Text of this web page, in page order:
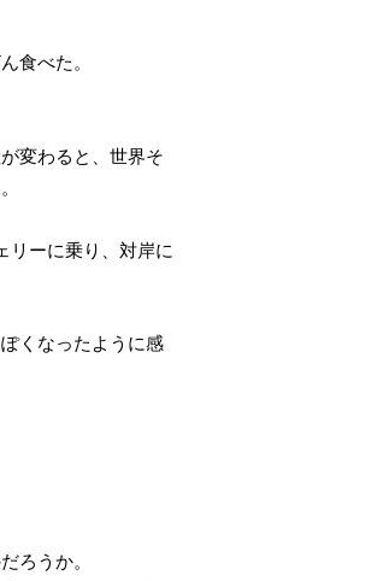
食べた。
変わると、世界そ
リーに乗り、対岸に
くなったように感
ろうか。